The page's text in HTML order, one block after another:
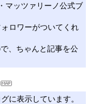
マッツァリーノ公式ブ
ロワーがついてくれ
、ちゃんと記事を公
に表示しています。